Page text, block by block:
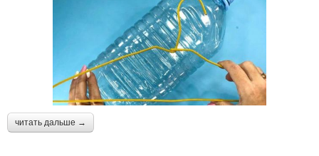
читать дальше →